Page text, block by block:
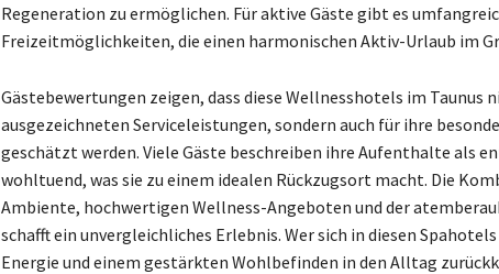
Regeneration zu ermöglichen. Für aktive Gäste gibt es
Freizeitmöglichkeiten, die einen harmonischen Aktiv-Urlaub im
Gästebewertungen zeigen, dass diese Wellnesshotels im Taunus
ausgezeichneten Serviceleistungen, sondern auch für ihre
geschätzt werden. Viele Gäste beschreiben ihre Aufenthalte als
wohltuend, was sie zu einem idealen Rückzugsort macht. Die
Ambiente, hochwertigen Wellness-Angeboten und der
schafft ein unvergleichliches Erlebnis. Wer sich in diesen
Energie und einem gestärkten Wohlbefinden in den Alltag